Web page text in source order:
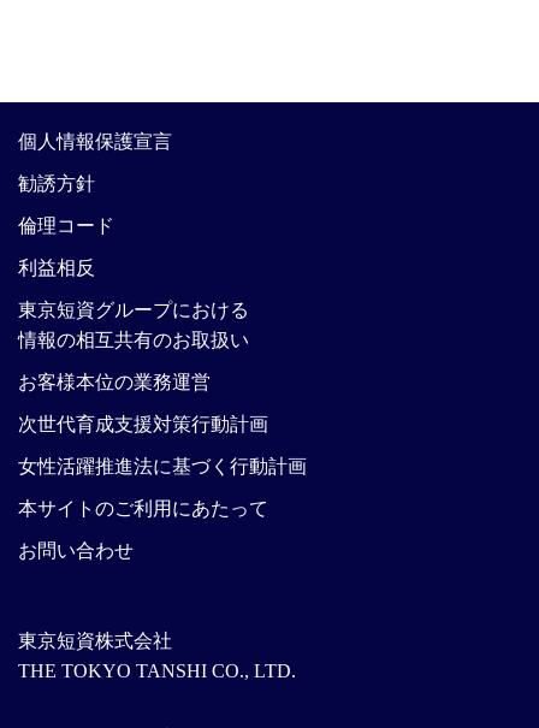
東京短資株式会社
THE TOKYO TANSHI CO., LTD.
個人情報保護宣言
勧誘方針
倫理コード
利益相反
東京短資グループにおける
情報の相互共有のお取扱い
お客様本位の業務運営
次世代育成支援対策行動計画
女性活躍推進法に基づく行動計画
本サイトのご利用にあたって
お問い合わせ